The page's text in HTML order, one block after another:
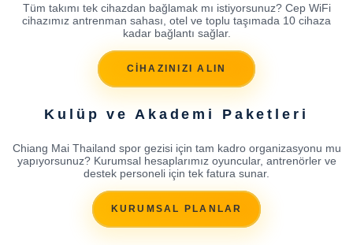
Tüm takımı tek cihazdan bağlamak mı istiyorsunuz? Cep WiFi
cihazımız antrenman sahası, otel ve toplu taşımada 10 cihaza
kadar bağlantı sağlar.
CİHAZINIZI ALIN
Kulüp ve Akademi Paketleri
Chiang Mai Thailand spor gezisi için tam kadro organizasyonu mu
yapıyorsunuz? Kurumsal hesaplarımız oyuncular, antrenörler ve
destek personeli için tek fatura sunar.
KURUMSAL PLANLAR